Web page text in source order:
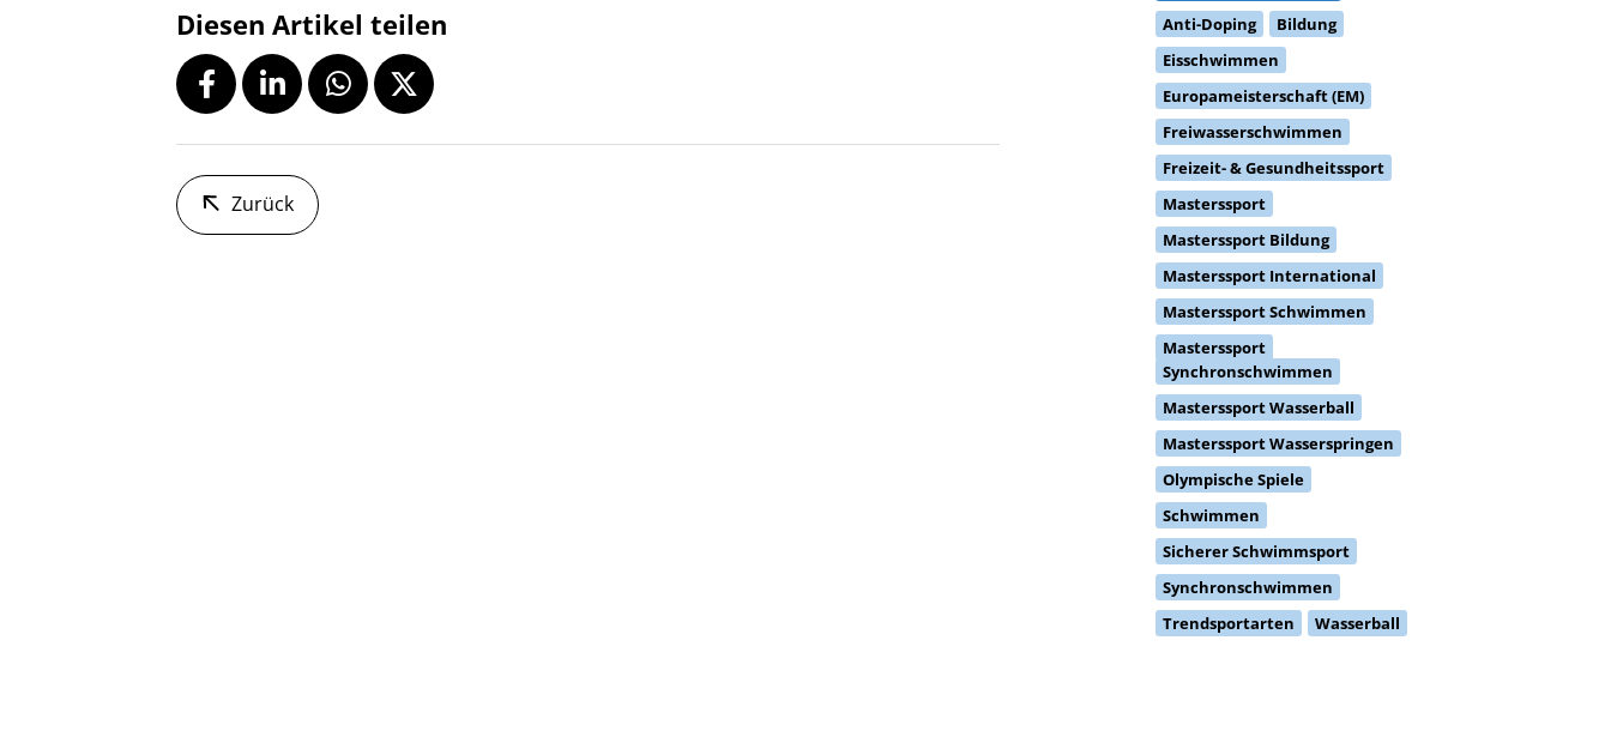
Diesen Artikel teilen
Zurück
Anti-Doping
Bildung
Eisschwimmen
Europameisterschaft (EM)
Freiwasserschwimmen
Freizeit- & Gesundheitssport
Masterssport
Masterssport Bildung
Masterssport International
Masterssport Schwimmen
Masterssport
Synchronschwimmen
Masterssport Wasserball
Masterssport Wasserspringen
Olympische Spiele
Schwimmen
Sicherer Schwimmsport
Synchronschwimmen
Trendsportarten
Wasserball